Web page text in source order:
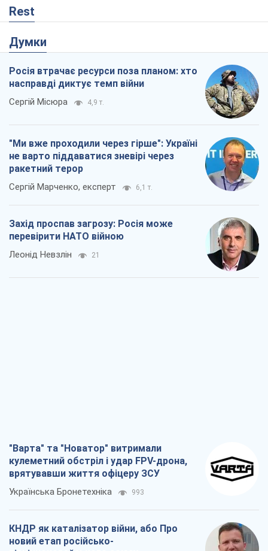
Rest
Думки
Росія втрачає ресурси поза планом: хто
насправді диктує темп війни
Сергій Місюра 4,9 т.
"Ми вже проходили через гірше": Україні
не варто піддаватися зневірі через
ракетний терор
Сергій Марченко, експерт 6,1 т.
Захід проспав загрозу: Росія може
перевірити НАТО війною
Леонід Невзлін 21
"Варта" та "Новатор" витримали
кулеметний обстріл і удар FPV-дрона,
врятувавши життя офіцеру ЗСУ
Українська Бронетехніка 993
КНДР як каталізатор війни, або Про
новий етап російсько-